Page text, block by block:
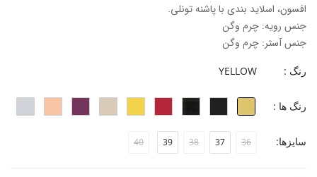
افسون، اسلاید بندی با پاشنه تونلی.
جنس رویه: چرم وگن
جنس آستر: چرم وگن
جنس پاشنه: ای.بی.اس با روکش چرم وگن
قالب: نوک گرد با پنجه نرمال
پاخور: سایز همیشگی خود را انتخاب کنید.
رنگ : YELLOW
رنگ ها :
سایزها: 36
37
38
39
40